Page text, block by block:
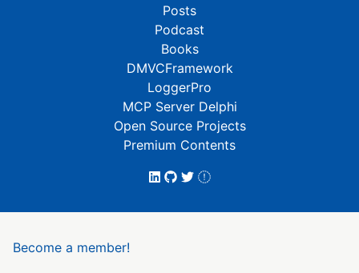
Posts
Podcast
Books
DMVCFramework
LoggerPro
MCP Server Delphi
Open Source Projects
Premium Contents
Become a member!